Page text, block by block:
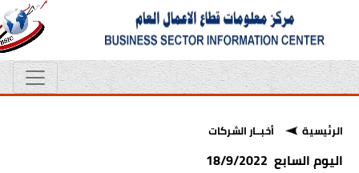
الرئيسية أخبــار الشركات
اليوم السابع 18/9/2022